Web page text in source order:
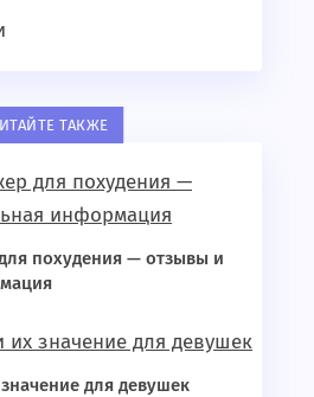
ТАКЖЕ
похудения — отзывы и
для девушек